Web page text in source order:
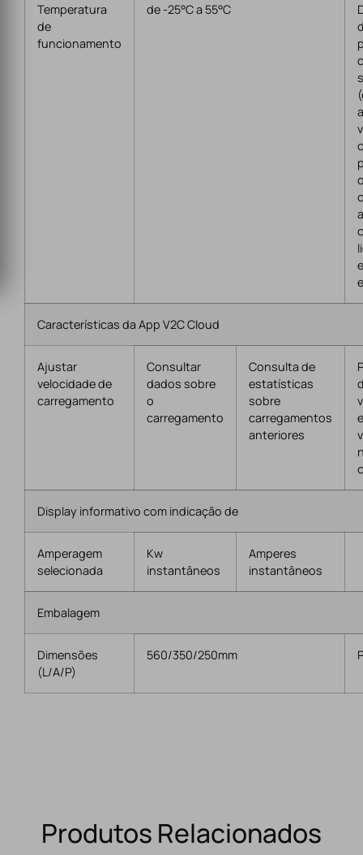
Temperatura
de
funcionamento
de -25°C a 55°C
Características da App V2C Cloud
Ajustar
velocidade de
carregamento
Consultar
dados sobre
o
carregamento
Consulta de
estatísticas
sobre
carregamentos
anteriores
Display informativo com indicação de
Amperagem
selecionada
Kw
instantâneos
Amperes
instantâneos
Embalagem
Dimensões
(L/A/P)
560/350/250mm
Produtos Relacionados